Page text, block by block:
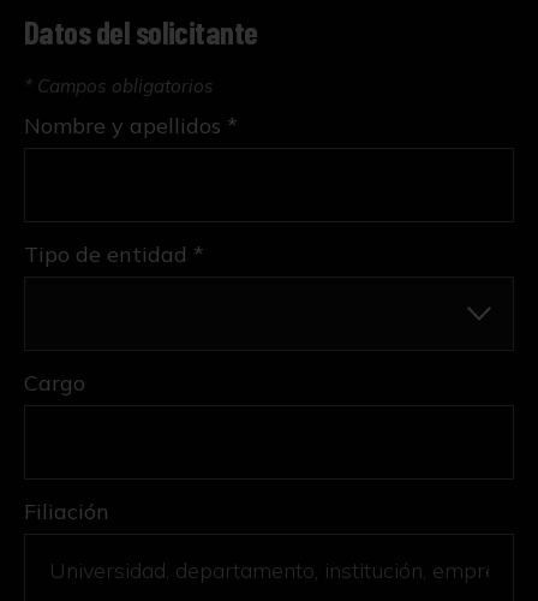
Datos del solicitante
* Campos obligatorios
Tipo de entidad *
Nombre y apellidos *
Cargo
Filiación